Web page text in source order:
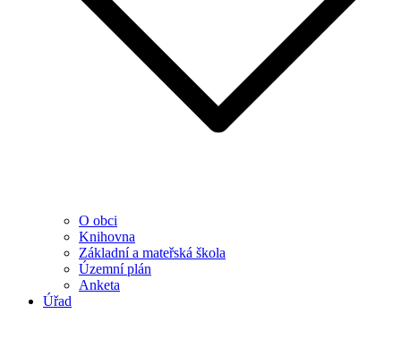
O obci
Knihovna
Základní a mateřská škola
Územní plán
Anketa
Úřad